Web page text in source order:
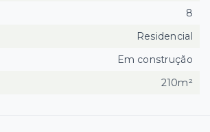
8
Residencial
Em construção
210m²